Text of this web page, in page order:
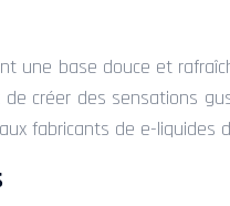
une base douce et
créer des sensations
fabricants de e-liquides